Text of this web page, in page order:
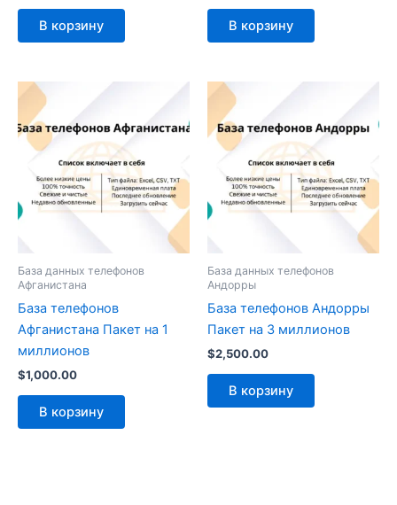
В корзину В корзину
База данных телефонов
Афганистана
База телефонов
Афганистана Пакет на 1
миллионов
$1,000.00
В корзину
База данных телефонов
Андорры
База телефонов Андорры
Пакет на 3 миллионов
$2,500.00
В корзину